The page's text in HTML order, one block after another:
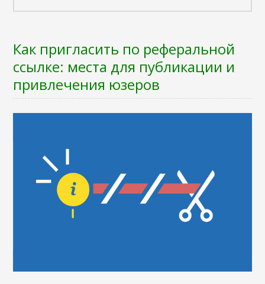
Как пригласить по реферальной
ссылке: места для публикации и
привлечения юзеров